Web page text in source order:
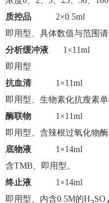
质控品
2×0.5ml
即用型、具体数值与范围
分析缓冲液
1×11ml
即用型
抗血清
1×11ml
即用型、生物素化抗瘦素
酶联物
1×11ml
即用型、含辣根过氧化物
底物液
1×14ml
含TMB、即用型。
终止液
1×14ml
即用型、内含0.5M的H SO